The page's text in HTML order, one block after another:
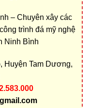
– Chuyên xây các
trình đá mỹ nghệ
Ninh Bình
Huyện Tam Dương,